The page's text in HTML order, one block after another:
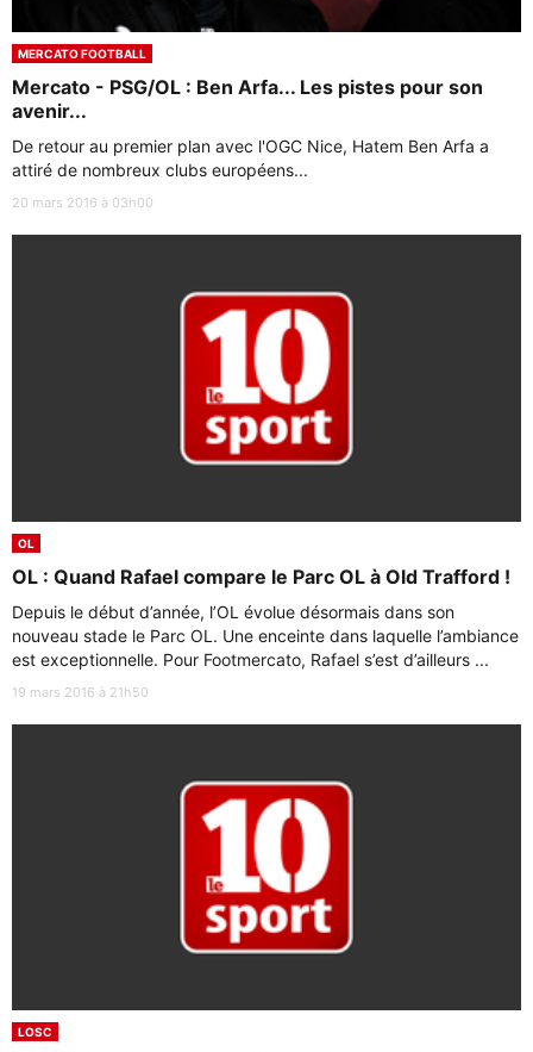
MERCATO FOOTBALL
Mercato - PSG/OL : Ben Arfa... Les pistes pour son
avenir...
De retour au premier plan avec l'OGC Nice, Hatem Ben Arfa a
attiré de nombreux clubs européens...
20 mars 2016 à 03h00
OL
OL : Quand Rafael compare le Parc OL à Old Trafford !
Depuis le début d’année, l’OL évolue désormais dans son
nouveau stade le Parc OL. Une enceinte dans laquelle l’ambiance
est exceptionnelle. Pour Footmercato, Rafael s’est d’ailleurs ...
19 mars 2016 à 21h50
LOSC